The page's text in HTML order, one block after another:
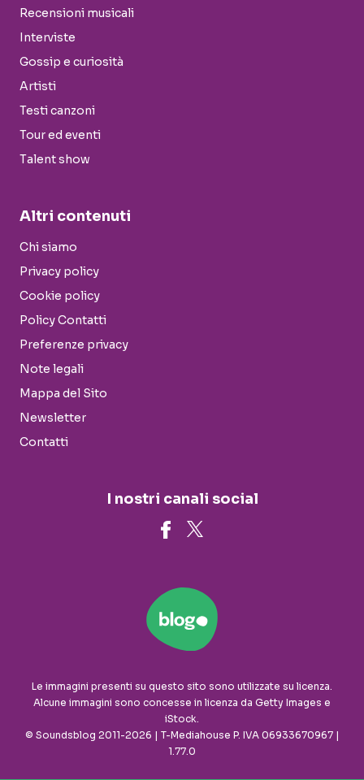
Recensioni musicali
Interviste
Gossip e curiosità
Artisti
Testi canzoni
Tour ed eventi
Talent show
Altri contenuti
Chi siamo
Privacy policy
Cookie policy
Policy Contatti
Preferenze privacy
Note legali
Mappa del Sito
Newsletter
Contatti
I nostri canali social
Le immagini presenti su questo sito sono utilizzate su licenza.
Alcune immagini sono concesse in licenza da Getty Images e
iStock.
© Soundsblog 2011-2026 | T-Mediahouse P. IVA 06933670967 |
1.77.0